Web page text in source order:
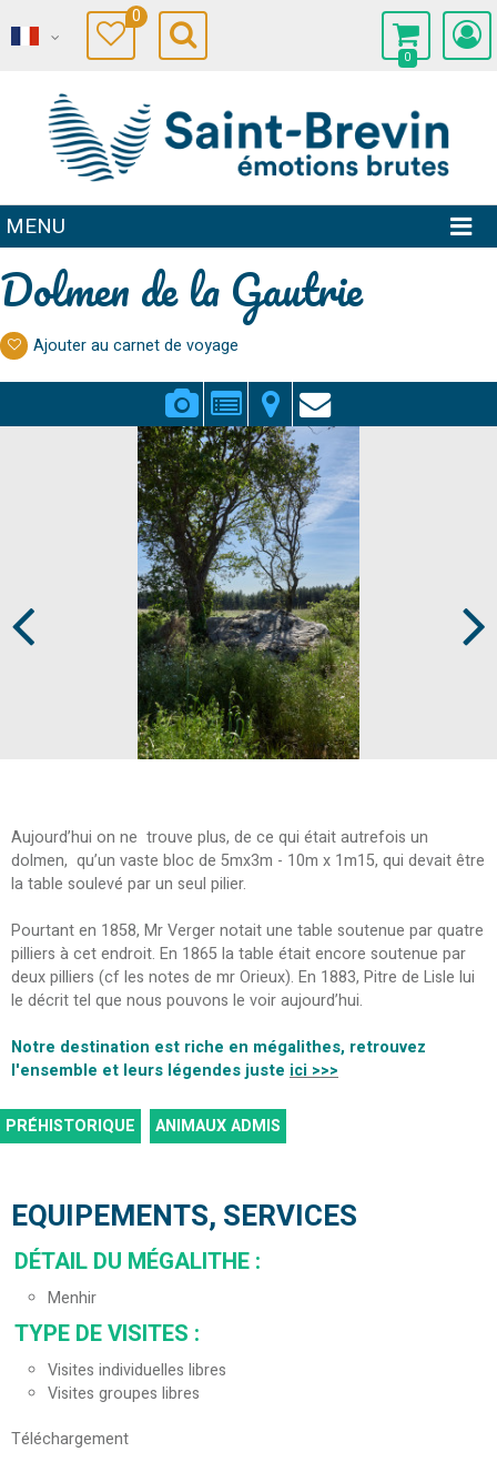
0
0
MENU
Dolmen de la Gautrie
Ajouter au carnet de voyage
Aujourd’hui on ne trouve plus, de ce qui était autrefois un
dolmen, qu’un vaste bloc de 5mx3m - 10m x 1m15, qui devait être
la table soulevé par un seul pilier.
Pourtant en 1858, Mr Verger notait une table soutenue par quatre
pilliers à cet endroit. En 1865 la table était encore soutenue par
deux pilliers (cf les notes de mr Orieux). En 1883, Pitre de Lisle lui
le décrit tel que nous pouvons le voir aujourd’hui.
Notre destination est riche en mégalithes, retrouvez
l'ensemble et leurs légendes juste ici >>>
PRÉHISTORIQUE ANIMAUX ADMIS
EQUIPEMENTS, SERVICES
DÉTAIL DU MÉGALITHE :
Menhir
TYPE DE VISITES :
Visites individuelles libres
Visites groupes libres
Téléchargement